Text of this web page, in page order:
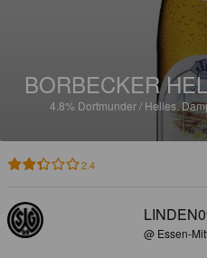
BORBECKER
4.8% Dortmunder / Helles.
2.4
@ Essen-